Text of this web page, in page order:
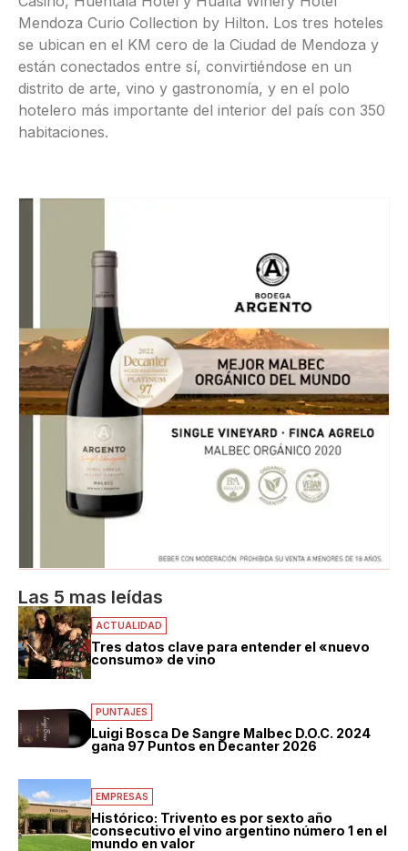
Mendoza Curio Collection by Hilton. Los tres hoteles
se ubican en el KM cero de la Ciudad de Mendoza y
están conectados entre sí, convirtiéndose en un
distrito de arte, vino y gastronomía, y en el polo
hotelero más importante del interior del país con 350
habitaciones.
Las 5 mas leídas
ACTUALIDAD
Tres datos clave para entender el «nuevo
consumo» de vino
PUNTAJES
Luigi Bosca De Sangre Malbec D.O.C. 2024
gana 97 Puntos en Decanter 2026
EMPRESAS
Histórico: Trivento es por sexto año
consecutivo el vino argentino número 1 en el
mundo en valor